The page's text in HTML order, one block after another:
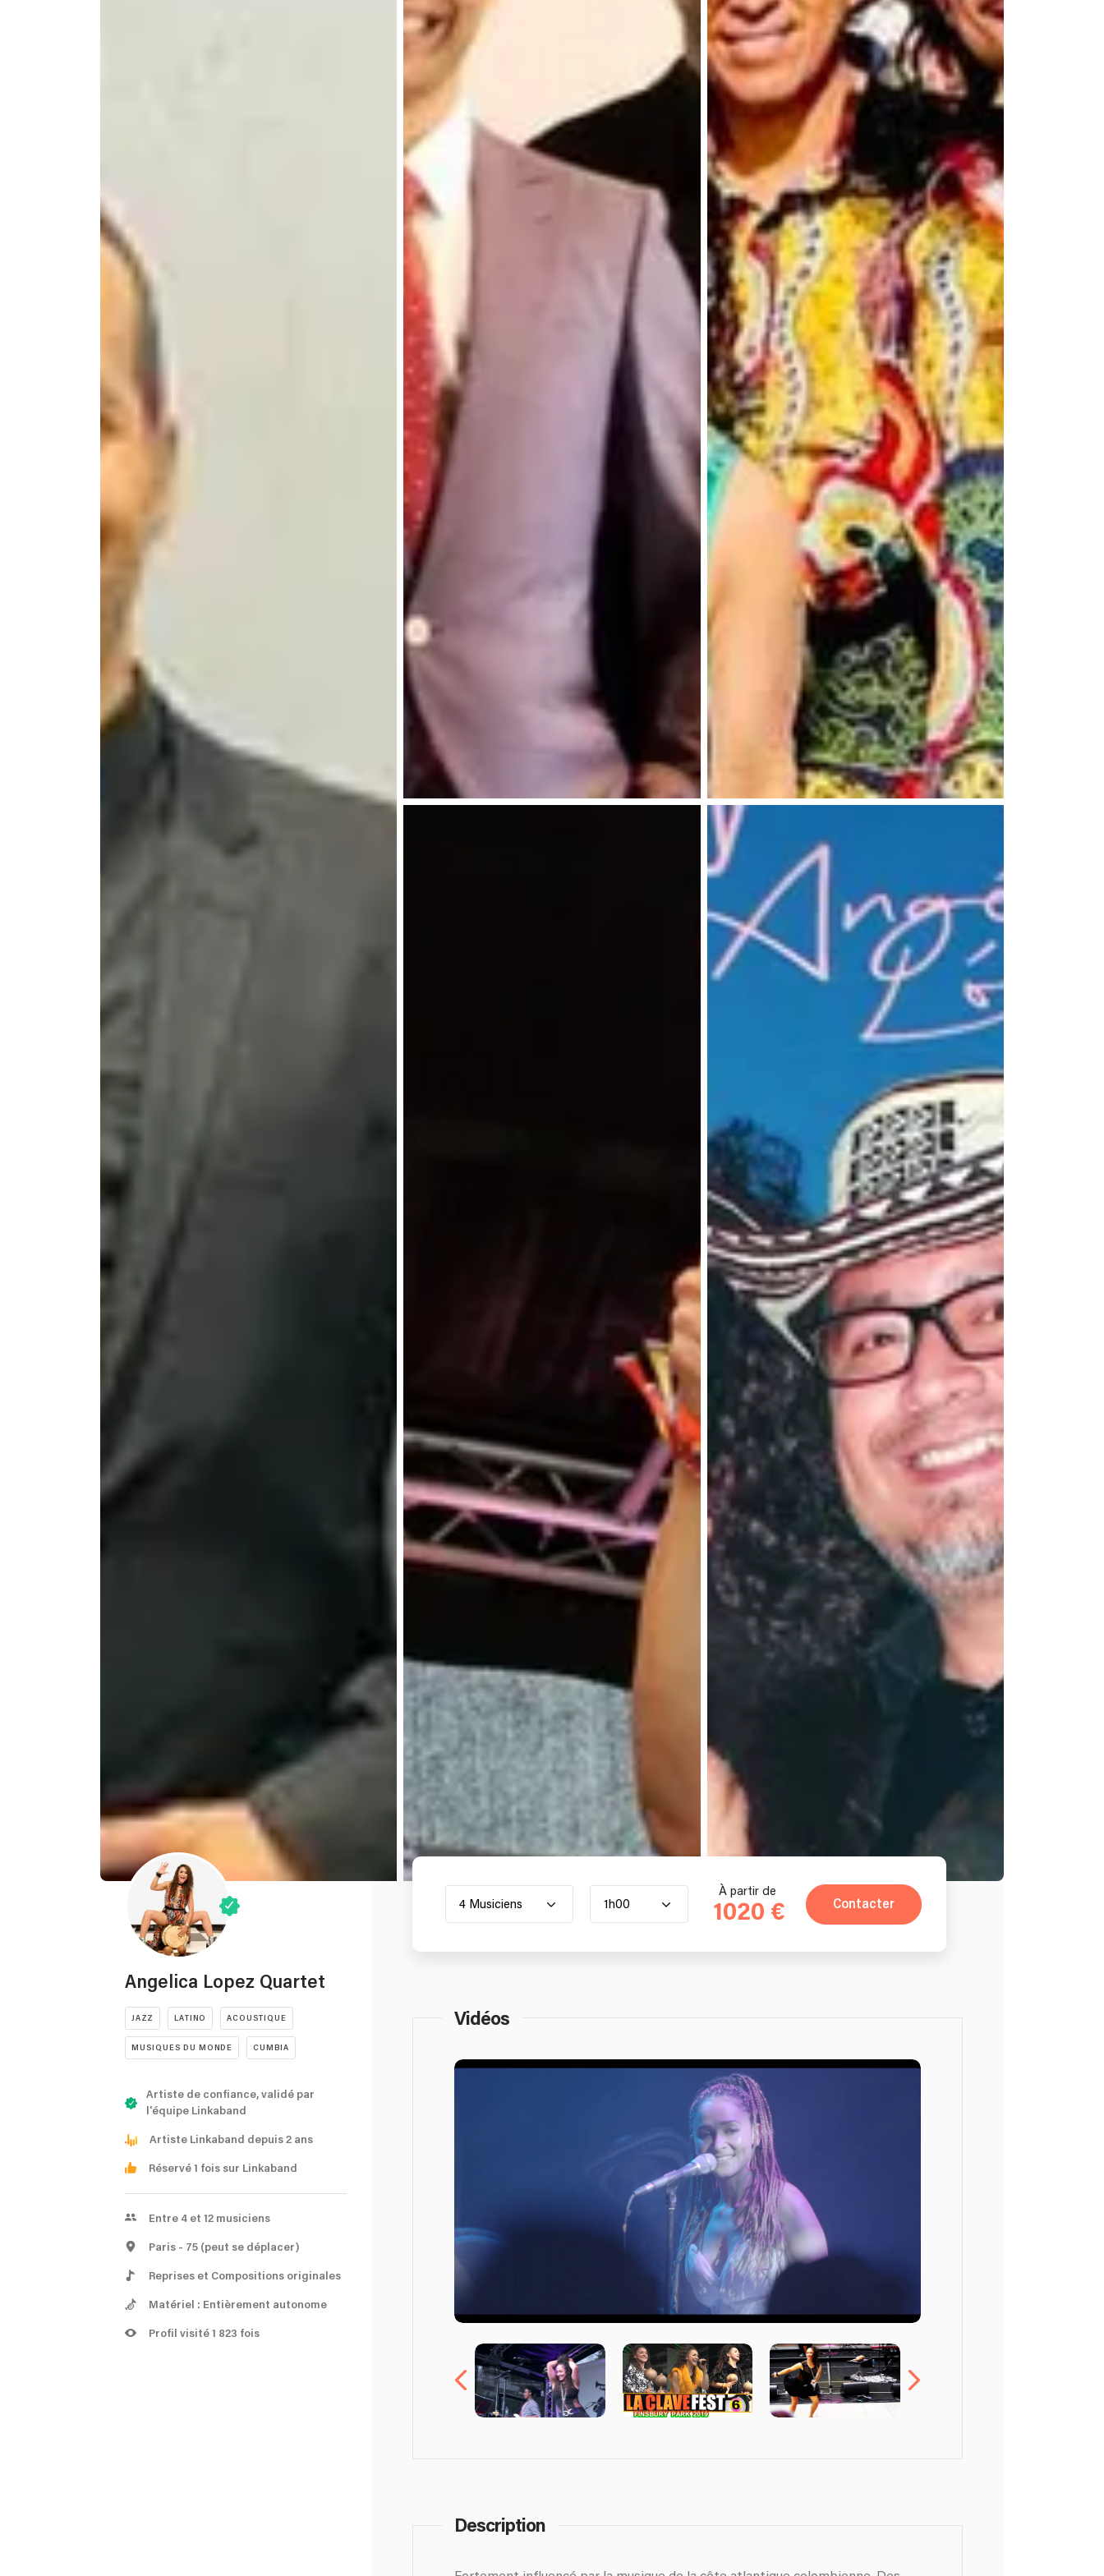
Angelica Lopez Quartet
JAZZ LATINO ACOUSTIQUE
MUSIQUES DU MONDE CUMBIA
Artiste de confiance, validé par
l'équipe Linkaband
Artiste Linkaband depuis 2 ans
Réservé 1 fois sur Linkaband
Entre 4 et 12 musiciens
Paris - 75 (peut se déplacer)
Reprises et Compositions originales
Matériel : Entièrement autonome
Profil visité 1 823 fois
4 Musiciens 1h00
À partir de
1020 € Contacter
Vidéos
Description